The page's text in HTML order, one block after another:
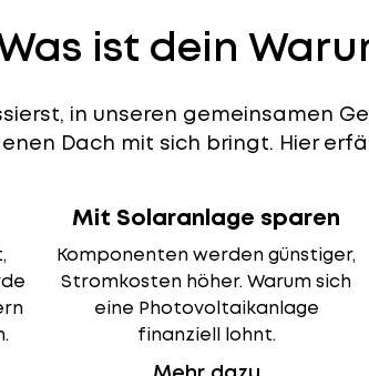
ist dein
in unseren gemeinsamen
Dach mit sich bringt. Hier
Mit Solaranlage sparen
Komponenten werden günstiger,
Stromkosten höher. Warum sich
eine Photovoltaikanlage
finanziell lohnt.